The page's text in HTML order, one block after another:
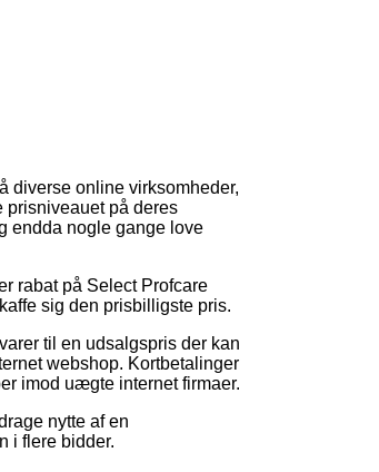
diverse online virksomheder,
prisniveauet på deres
endda nogle gange love
rabat på Select Profcare
sig den prisbilligste pris.
til en udsalgspris der kan
webshop. Kortbetalinger
imod uægte internet firmaer.
nytte af en
i flere bidder.